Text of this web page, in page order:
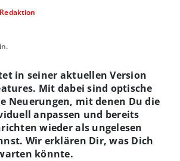
in seiner aktuellen Version
Mit dabei sind optische
Neuerungen, mit denen Du die
anpassen und bereits
wieder als ungelesen
Wir erklären Dir, was Dich
könnte.